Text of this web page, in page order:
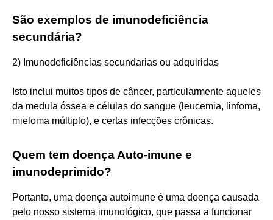
São exemplos de imunodeficiência
secundária?
2) Imunodeficiências secundarias ou adquiridas
Isto inclui muitos tipos de câncer, particularmente aqueles
da medula óssea e células do sangue (leucemia, linfoma,
mieloma múltiplo), e certas infecções crônicas.
Quem tem doença Auto-imune e
imunodeprimido?
Portanto, uma doença autoimune é uma doença causada
pelo nosso sistema imunológico, que passa a funcionar